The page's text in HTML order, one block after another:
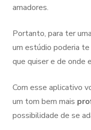
amadores.
Portanto, para ter uma
um estúdio poderia te
que quiser e de onde
Com esse aplicativo
um tom bem mais
possibilidade de se